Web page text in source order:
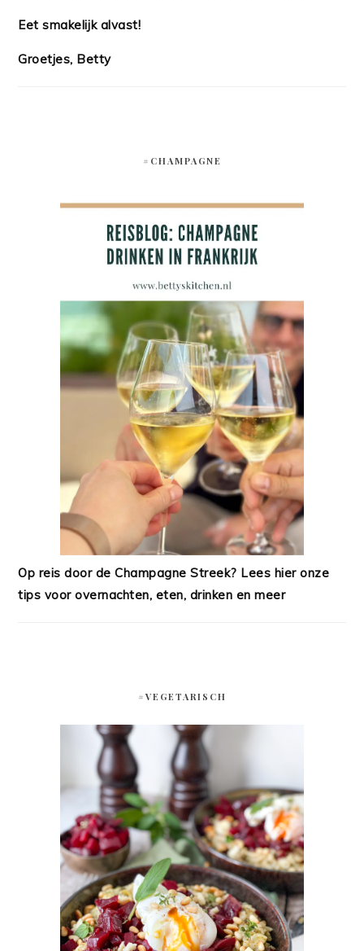
Eet smakelijk alvast!
Groetjes, Betty
#CHAMPAGNE
Op reis door de Champagne Streek? Lees hier onze
tips voor overnachten, eten, drinken en meer
#VEGETARISCH